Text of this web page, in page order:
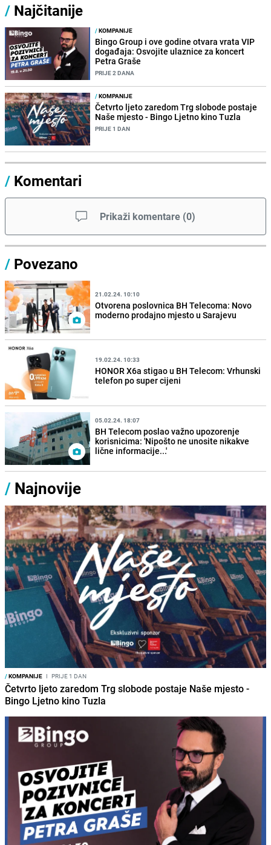
/ Najčitanije
/KOMPANIJE
Bingo Group i ove godine otvara vrata VIP
događaja: Osvojite ulaznice za koncert
Petra Graše
PRIJE 2 DANA
/KOMPANIJE
Četvrto ljeto zaredom Trg slobode postaje
Naše mjesto - Bingo Ljetno kino Tuzla
PRIJE 1 DAN
/ Komentari
Prikaži komentare (0)
/ Povezano
21.02.24. 10:10
Otvorena poslovnica BH Telecoma: Novo
moderno prodajno mjesto u Sarajevu
19.02.24. 10:33
HONOR X6a stigao u BH Telecom: Vrhunski
telefon po super cijeni
05.02.24. 18:07
BH Telecom poslao važno upozorenje
korisnicima: 'Nipošto ne unosite nikakve
lične informacije...'
/ Najnovije
/KOMPANIJE I PRIJE 1 DAN
Četvrto ljeto zaredom Trg slobode postaje Naše mjesto -
Bingo Ljetno kino Tuzla